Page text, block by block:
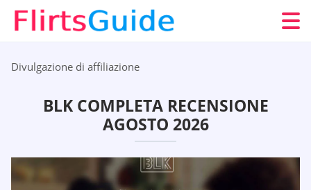
Divulgazione di affiliazione
BLK COMPLETA RECENSIONE
AGOSTO 2026